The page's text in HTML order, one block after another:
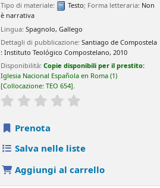
Tipo di materiale:
Testo; Forma letteraria: Non
è narrativa
Lingua:Spagnolo,Gallego
Dettagli di pubblicazione:Santiago de Compostela
: Instituto Teológico Compostelano, 2010
Disponibilità:Copie disponibili per il prestito:
Iglesia Nacional Española en Roma (1)
Collocazione:TEO 654 .
star rating
Prenota
Salva nelle liste
Aggiungi al carrello